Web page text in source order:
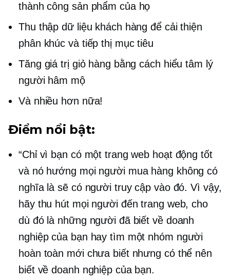
thành công sản phẩm của họ
Thu thập dữ liệu khách hàng để cải thiện
phân khúc và tiếp thị mục tiêu
Tăng giá trị giỏ hàng bằng cách hiểu tâm lý
người hâm mộ
Và nhiều hơn nữa!
Điểm nổi bật:
“Chỉ vì bạn có một trang web hoạt động tốt
và nó hướng mọi người mua hàng không có
nghĩa là sẽ có người truy cập vào đó. Vì vậy,
hãy thu hút mọi người đến trang web, cho
dù đó là những người đã biết về doanh
nghiệp của bạn hay tìm một nhóm người
hoàn toàn mới chưa biết nhưng có thể nên
biết về doanh nghiệp của bạn.